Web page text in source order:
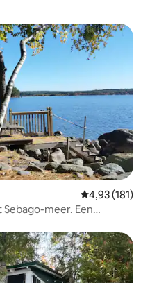
Gemiddelde
4,93 (181)
meer. Een